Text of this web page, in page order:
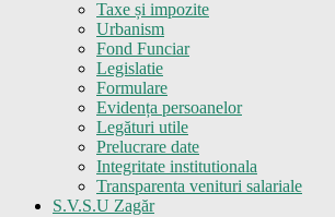
Taxe și impozite
Urbanism
Fond Funciar
Legislatie
Formulare
Evidența persoanelor
Legături utile
Prelucrare date
Integritate institutionala
Transparenta venituri salariale
S.V.S.U Zagăr